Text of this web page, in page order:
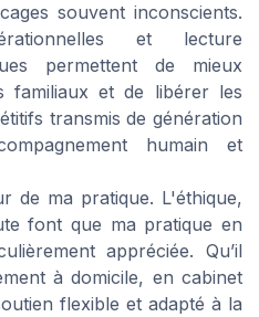
souvent inconscients.
et lecture
permettent de mieux
familiaux et de libérer les
transmis de génération
humain et
de ma pratique. L'éthique,
font que ma pratique en
appréciée. Qu’il
à domicile, en cabinet
flexible et adapté à la